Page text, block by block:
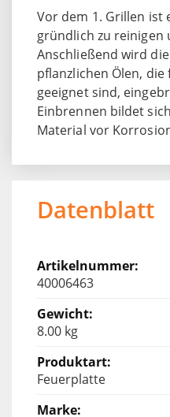
Vor dem 1. Grillen ist
gründlich zu reinigen
Anschließend wird
pflanzlichen Ölen,
geeignet sind,
Einbrennen bildet
Material vor
Datenblatt
40006463
8.00 kg
Feuerplatte